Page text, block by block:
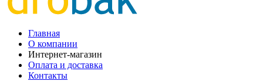
Главная
О компании
Интернет-магазин
Оплата и доставка
Контакты